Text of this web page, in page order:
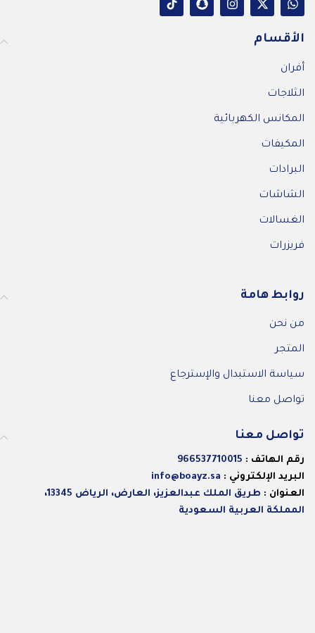
الأقسام
أفران
الثلاجات
المكانس الكهربائية
المكيفات
البرادات
الشاشات
الغسالات
فريزرات
روابط هامة
من نحن
المتجر
سياسة الاستبدال والإسترجاع
تواصل معنا
تواصل معنا
رقم الهاتف : 966537710015
البريد الإلكتروني : info@boayz.sa
العنوان :
طريق الملك عبدالعزيز، العارض، الرياض 13345،
المملكة العربية السعودية